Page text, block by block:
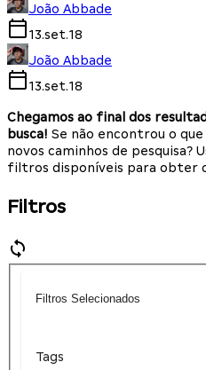
João Abbade
13.set.18
João Abbade
13.set.18
Chegamos ao final dos
busca! Se não encontrou o
novos caminhos de pesquisa?
filtros disponíveis para obter
Filtros
Filtros Selecionados
Tags